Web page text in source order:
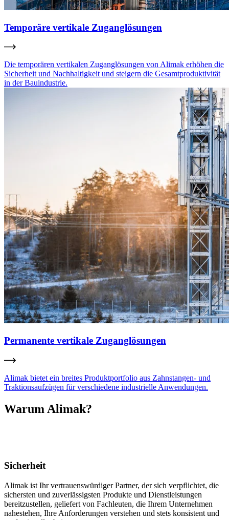
Temporäre vertikale Zuganglösungen
Die temporären vertikalen Zuganglösungen von Alimak erhöhen die
Sicherheit und Nachhaltigkeit und steigern die Gesamtproduktivität
in der Bauindustrie.
Permanente vertikale Zuganglösungen
Alimak bietet ein breites Produktportfolio aus Zahnstangen- und
Traktionsaufzügen für verschiedene industrielle Anwendungen.
Warum Alimak?
Sicherheit
Alimak ist Ihr vertrauenswürdiger Partner, der sich verpflichtet, die
sichersten und zuverlässigsten Produkte und Dienstleistungen
bereitzustellen, geliefert von Fachleuten, die Ihrem Unternehmen
nahestehen, Ihre Anforderungen verstehen und stets konsistent und